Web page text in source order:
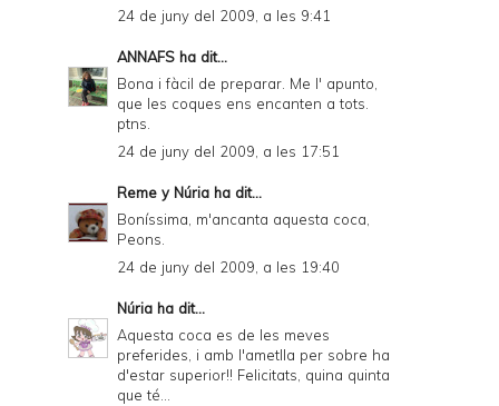
24 de juny del 2009, a les 9:41
ANNAFS ha dit...
Bona i fàcil de preparar. Me l' apunto,
que les coques ens encanten a tots.
ptns.
24 de juny del 2009, a les 17:51
Reme y Núria ha dit...
Boníssima, m'ancanta aquesta coca,
Peons.
24 de juny del 2009, a les 19:40
Núria ha dit...
Aquesta coca es de les meves
preferides, i amb l'ametlla per sobre ha
d'estar superior!! Felicitats, quina quinta
que té...